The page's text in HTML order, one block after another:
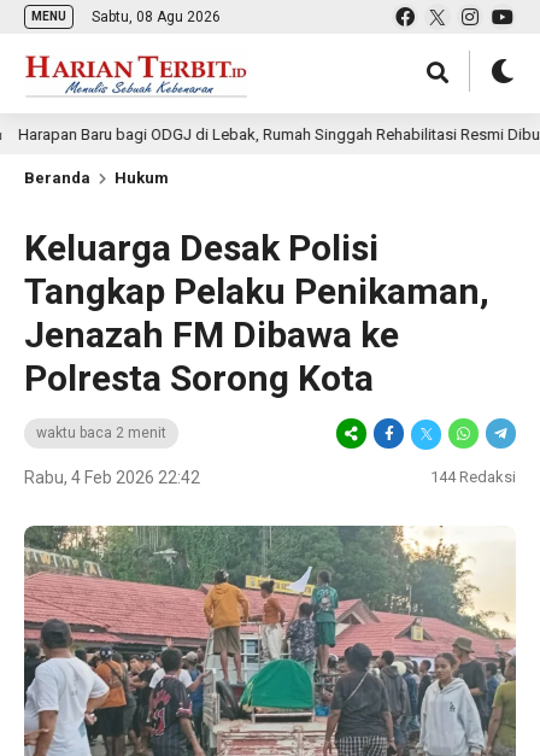
MENU Sabtu, 08 Agu 2026
Baru bagi ODGJ di Lebak, Rumah Singgah Rehabilitasi Resmi Dibuka
Beranda Hukum
Keluarga Desak Polisi
Tangkap Pelaku Penikaman,
Jenazah FM Dibawa ke
Polresta Sorong Kota
waktu baca 2 menit
Rabu, 4 Feb 2026 22:42 144Redaksi